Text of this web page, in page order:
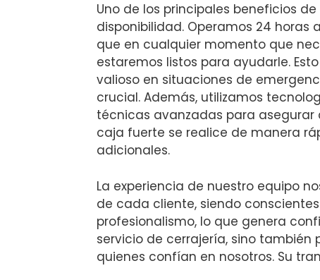
Uno de los principales beneficios
disponibilidad. Operamos 24 horas
que en cualquier momento que
estaremos listos para ayudarle.
valioso en situaciones de
crucial. Además, utilizamos
técnicas avanzadas para asegurar
caja fuerte se realice de manera
adicionales.
La experiencia de nuestro equipo
de cada cliente, siendo
profesionalismo, lo que genera
servicio de cerrajería, sino
quienes confían en nosotros. Su